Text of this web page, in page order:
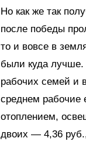
Но как же так
после победы
то и вовсе в
были куда лучше.
рабочих семей и
среднем рабочие
отоплением,
двоих — 4,36